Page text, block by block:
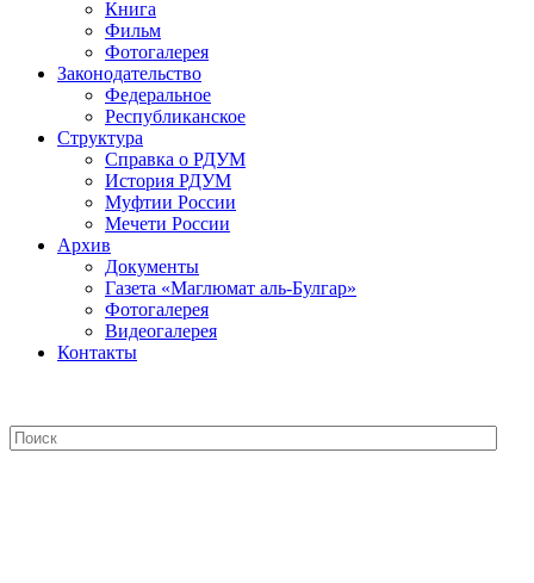
Книга
Фильм
Фотогалерея
Законодательство
Федеральное
Республиканское
Структура
Справка о РДУМ
История РДУМ
Муфтии России
Мечети России
Архив
Документы
Газета «Маглюмат аль-Булгар»
Фотогалерея
Видеогалерея
Контакты